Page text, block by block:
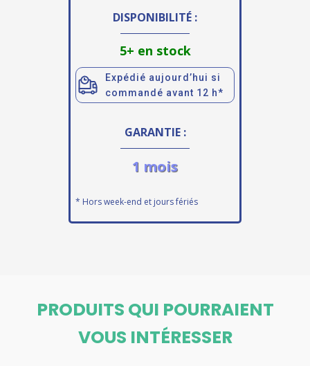
DISPONIBILITÉ :
5+ en stock
Expédié aujourd’hui si
commandé avant 12 h*
GARANTIE :
1 mois
* Hors week-end et jours fériés
PRODUITS QUI POURRAIENT
VOUS INTÉRESSER